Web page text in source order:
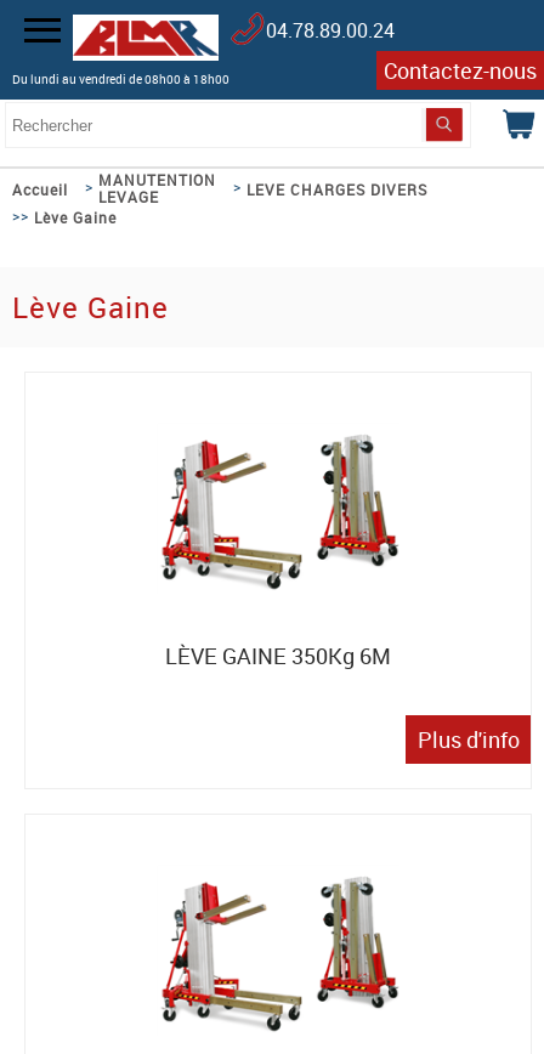
04.78.89.00.24
Du lundi au vendredi de 08h00 à 18h00 Contactez-nous
Accueil > MANUTENTION
LEVAGE
> LEVE CHARGES DIVERS
>> Lève Gaine
Lève Gaine
LÈVE GAINE 350Kg 6M
Plus d'info